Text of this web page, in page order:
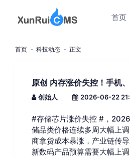
首页
首页 科技动态 正文
原创 内存涨价失控！手机
创始人 2026-06-22
#存储芯片涨价失控 #，
储品类价格连续多周大幅上
商拿货成本暴涨，产业链传
新数码产品预算需要大幅上调